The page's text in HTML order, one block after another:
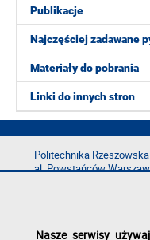
Publikacje
Najczęściej zadawane
Materiały do pobrania
Linki do innych stron
Politechnika
al. Powstańców
e-mail:
Nasze serwisy